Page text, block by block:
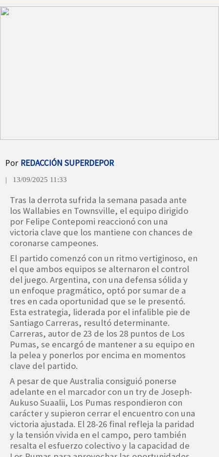
Por REDACCIÓN SUPERDEPOR
| 13/09/2025 11:33
Tras la derrota sufrida la semana pasada ante
los Wallabies en Townsville, el equipo dirigido
por Felipe Contepomi reaccionó con una
victoria clave que los mantiene con chances de
coronarse campeones.
El partido comenzó con un ritmo vertiginoso, en
el que ambos equipos se alternaron el control
del juego. Argentina, con una defensa sólida y
un enfoque pragmático, optó por sumar de a
tres en cada oportunidad que se le presentó.
Esta estrategia, liderada por el infalible pie de
Santiago Carreras, resultó determinante.
Carreras, autor de 23 de los 28 puntos de Los
Pumas, se encargó de mantener a su equipo en
la pelea y ponerlos por encima en momentos
clave del partido.
A pesar de que Australia consiguió ponerse
adelante en el marcador con un try de Joseph-
Aukuso Suaalii, Los Pumas respondieron con
carácter y supieron cerrar el encuentro con una
victoria ajustada. El 28-26 final refleja la paridad
y la tensión vivida en el campo, pero también
resalta el esfuerzo colectivo y la capacidad de